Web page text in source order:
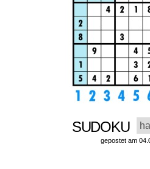
SUDOKU
gepostet am